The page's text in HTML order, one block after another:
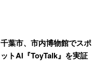
千葉市、市内博物館でスポ
ットAI『ToyTalk』を実証